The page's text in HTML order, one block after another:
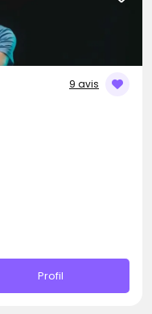
9 avis
Profil